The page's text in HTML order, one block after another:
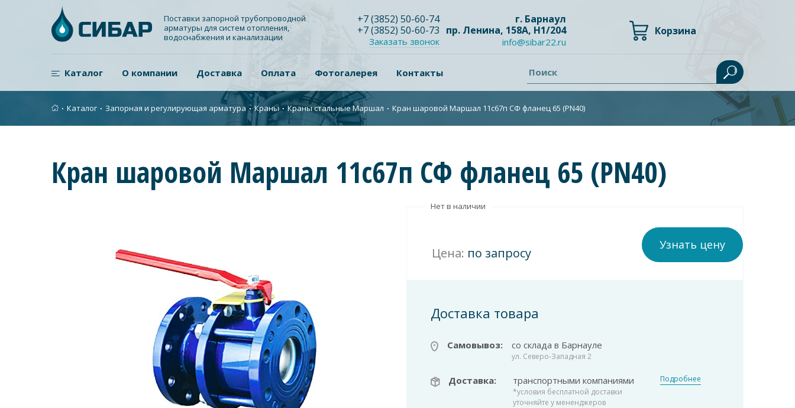
Поставки запорной трубопроводной
арматуры для систем отопления,
водоснабжения и канализации
+7(3852) 50-60-74
+7(3852) 50-60-73
Заказать звонок
г. Барнаул
пр. Ленина, 158А, Н1/204
info@sibar22.ru
Корзина
Каталог О компании Доставка Оплата Фотогалерея Контакты Поиск
∙ Каталог ∙ Запорная и регулирующая арматура ∙Краны ∙Краны стальные Маршал ∙ Кран шаровой Маршал 11с67п СФ фланец 65 (PN40)
Кран шаровой Маршал 11с67п СФ фланец 65 (PN40)
Нет в наличии
Цена: по запросу
Узнать цену
Доставка товара
Самовывоз: со склада в Барнауле
ул. Северо-Западная 2
Доставка: транспортными компаниями
*условия бесплатной доставки
уточняйте у мененджеров
Подробнее